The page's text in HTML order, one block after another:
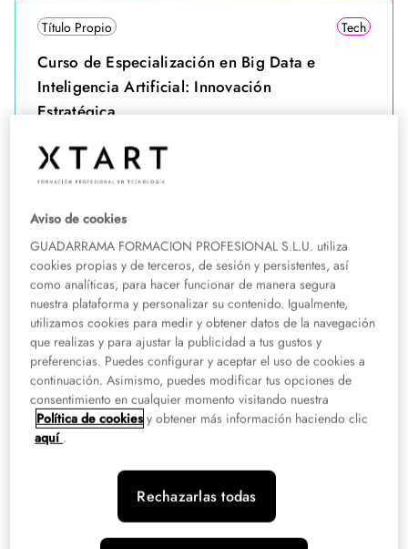
Título Propio Tech
Curso de Especialización en Big Data e
Inteligencia Artificial: Innovación
Estratégica
Presencial:
Madrid, Murcia, Valencia
A distancia
Título Propio Tech
Curso de Especialización en
Ciberseguridad de Accenture
Presencial:Madrid
A distancia
Consulta descuentos
Curso de Especialización en Cloud
Aviso de cookies
GUADARRAMA FORMACION PROFESIONAL S.L.U. utiliza
cookies propias y de terceros, de sesión y persistentes, así
como analíticas, para hacer funcionar de manera segura
nuestra plataforma y personalizar su contenido. Igualmente,
utilizamos cookies para medir y obtener datos de la navegación
que realizas y para ajustar la publicidad a tus gustos y
preferencias. Puedes configurar y aceptar el uso de cookies a
continuación. Asimismo, puedes modificar tus opciones de
consentimiento en cualquier momento visitando nuestra
Política de cookies y obtener más información haciendo clic
aquí .
Rechazarlas todas